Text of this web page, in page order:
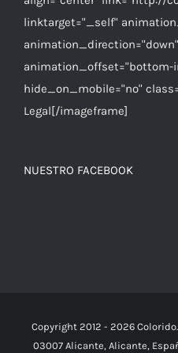
linktarget="_self"
animation_offset="bottom-
hide_on_mobile="no"
Legal[/imageframe]
NUESTRO FACEBOOK
Copyright 2012 - 2026
03007 Alicante, Alicante,